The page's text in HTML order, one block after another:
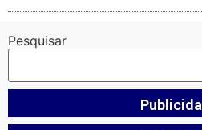
Pesquisar